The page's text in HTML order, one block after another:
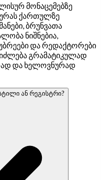
მონაცემებზე
ქართულზე
ბრუნვათა
ნიშნებია,
და რედაქტორები
გრამატიკულად
და ხელოვნურად
ან რეგისტრი?